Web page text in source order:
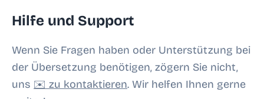
Hilfe und Support
Wenn Sie Fragen haben oder Unterstützung bei
der Übersetzung benötigen, zögern Sie nicht,
uns ✉️ zu kontaktieren. Wir helfen Ihnen gerne